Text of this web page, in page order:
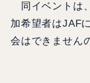
同イベントは
加希望者はJAF
会はできません